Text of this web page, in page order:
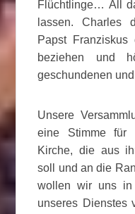
Flüchtlinge… All
lassen. Charles
Papst
beziehen und
geschundenen
Unsere
eine Stimme für
Kirche, die aus
soll und an die
wollen wir uns in
unseres Dienstes